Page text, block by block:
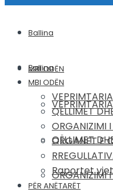
Ballina
MBI ODËN
QËLLIMET
ORGANIZIMI I
Ballina
MBI ODËN
QËLLIMET
ORGANIZIMI I
ORGANET E
Raportet
PËR ANËTARËT